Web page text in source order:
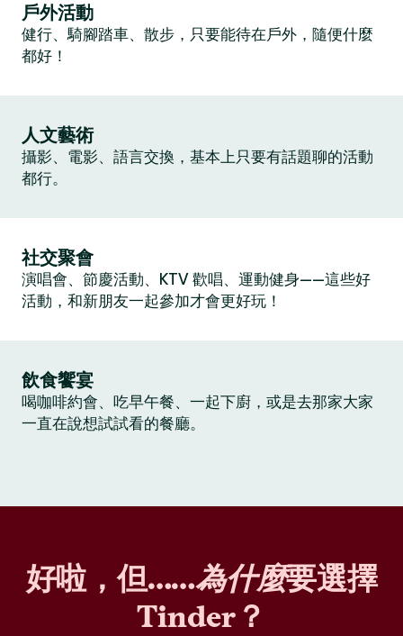
戶外活動
健行、騎腳踏車、散步，只要能待在戶外，隨便什麼
都好！
人文藝術
攝影、電影、語言交換，基本上只要有話題聊的活動
都行。
社交聚會
演唱會、節慶活動、KTV 歡唱、運動健身——這些好
活動，和新朋友一起參加才會更好玩！
飲食饗宴
喝咖啡約會、吃早午餐、一起下廚，或是去那家大家
一直在說想試試看的餐廳。
好啦，但……為什麼要選擇
Tinder？